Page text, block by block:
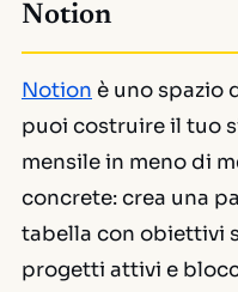
Notion
Notion è uno spazio
puoi costruire il tuo
mensile in meno di
concrete: crea una
tabella con obiettivi
progetti attivi e